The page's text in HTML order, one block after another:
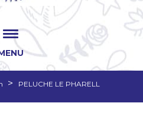
PELUCHE LE PHARELL